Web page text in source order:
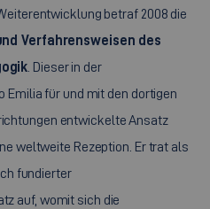
betraf 2008 die
Verfahrensweisen des
. Dieser in der
Emilia für und mit den dortigen
entwickelte Ansatz
weltweite Rezeption. Er trat als
fundierter
auf, womit sich die